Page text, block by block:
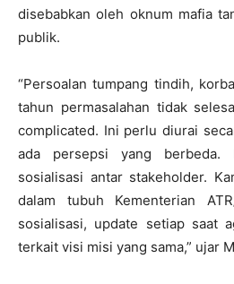
disebabkan oleh oknum mafia
publik.
“Persoalan tumpang tindih,
tahun permasalahan tidak
complicated. Ini perlu diurai
ada persepsi yang berbeda.
sosialisasi antar stakeholder.
dalam tubuh Kementerian
sosialisasi, update setiap saat
terkait visi misi yang sama,” ujar